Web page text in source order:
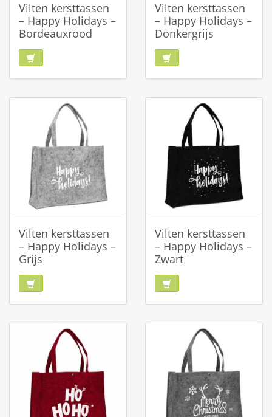
Vilten kersttassen
– Happy Holidays –
Bordeauxrood
Vilten kersttassen
– Happy Holidays –
Donkergrijs
Vilten kersttassen
– Happy Holidays –
Grijs
Vilten kersttassen
– Happy Holidays –
Zwart